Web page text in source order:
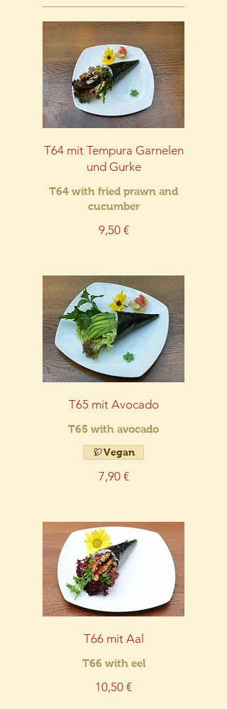
T64 mit Tempura Garnelen
und Gurke
T64 with fried prawn and
cucumber
9,50 €
T65 mit Avocado
T65 with avocado
7,90 €
Vegan
T66 mit Aal
T66 with eel
10,50 €